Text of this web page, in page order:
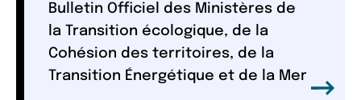
Bulletin Officiel des Ministères de
la Transition écologique, de la
Cohésion des territoires, de la
Transition Énergétique et de la Mer